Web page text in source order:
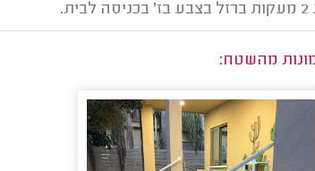
מהשטח: